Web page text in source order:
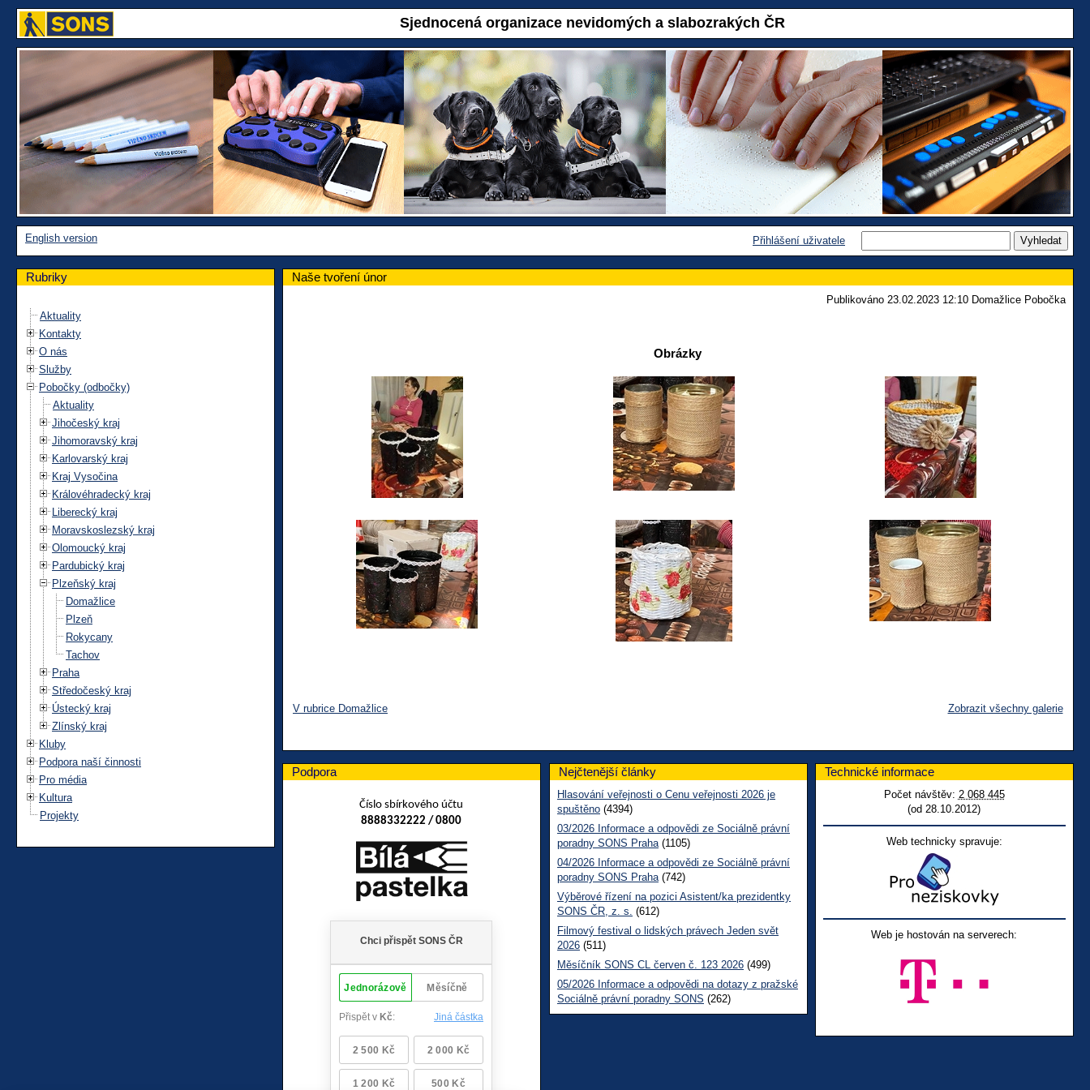
Sjednocená organizace nevidomých a slabozrakých ČR
English version Přihlášení uživatele
Rubriky
Aktuality
Kontakty
O nás
Služby
Pobočky (odbočky)
Aktuality
Jihočeský kraj
Jihomoravský kraj
Karlovarský kraj
Kraj Vysočina
Královéhradecký kraj
Liberecký kraj
Moravskoslezský kraj
Olomoucký kraj
Pardubický kraj
Plzeňský kraj
Domažlice
Plzeň
Rokycany
Tachov
Praha
Středočeský kraj
Ústecký kraj
Zlínský kraj
Kluby
Podpora naší činnosti
Pro média
Kultura
Projekty
Naše tvoření únor
Publikováno 23.02.2023 12:10 Domažlice Pobočka
Obrázky
V rubrice Domažlice Zobrazit všechny galerie
Podpora
Číslo sbírkového účtu
8888332222 / 0800
Nejčtenější články
Hlasování veřejnosti o Cenu veřejnosti 2026 je
spuštěno (4394)
03/2026 Informace a odpovědi ze Sociálně právní
poradny SONS Praha (1105)
04/2026 Informace a odpovědi ze Sociálně právní
poradny SONS Praha (742)
Výběrové řízení na pozici Asistent/ka prezidentky
SONS ČR, z. s. (612)
Filmový festival o lidských právech Jeden svět
2026 (511)
Měsíčník SONS CL červen č. 123 2026 (499)
05/2026 Informace a odpovědi na dotazy z pražské
Sociálně právní poradny SONS (262)
Technické informace
Počet návštěv: 2 068 445
(od 28.10.2012)
Web technicky spravuje:
Web je hostován na serverech: